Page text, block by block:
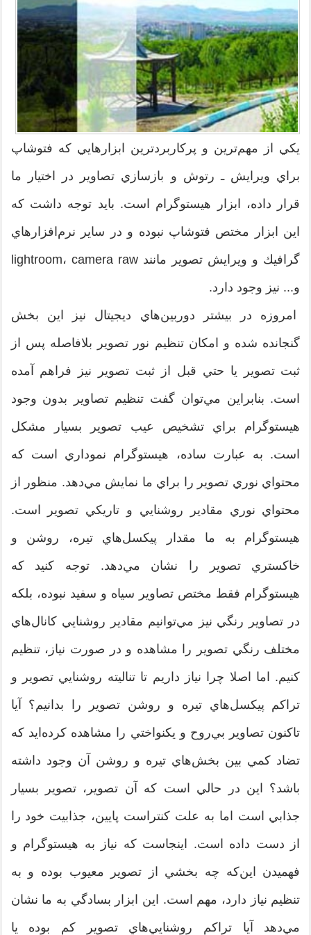
يكي از مهم‌ترين و پركاربردترين ابزارهايي كه فتوشاپ
براي ويرايش ـ رتوش و بازسازي تصاوير در اختيار ما
قرار داده، ابزار هيستوگرام است. بايد توجه داشت كه
اين ابزار مختص فتوشاپ نبوده و در ساير نرم‌افزارهاي
گرافيك و ويرايش تصوير مانند lightroom، camera raw
و... نيز وجود دارد.
امروزه در بيشتر دوربين‌هاي ديجيتال نيز اين بخش
گنجانده شده و امكان تنظيم نور تصوير بلافاصله پس از
ثبت تصوير يا حتي قبل از ثبت تصوير نيز فراهم آمده
است. بنابراين مي‌توان گفت تنظيم تصاوير بدون وجود
هيستوگرام براي تشخيص عيب تصوير بسيار مشكل
است. به عبارت ساده، هيستوگرام نموداري است كه
محتواي نوري تصوير را براي ما نمايش مي‌دهد. منظور از
محتواي نوري مقادير روشنايي و تاريكي تصوير است.
هيستوگرام به ما مقدار پيكسل‌هاي تيره، روشن و
خاكستري تصوير را نشان مي‌دهد. توجه كنيد كه
هيستوگرام فقط مختص تصاوير سياه و سفيد نبوده، بلكه
در تصاوير رنگي نيز مي‌توانيم مقادير روشنايي كانال‌هاي
مختلف رنگي تصوير را مشاهده و در صورت نياز، تنظيم
كنيم. اما اصلا چرا نياز داريم تا تناليته روشنايي تصوير و
تراكم پيكسل‌هاي تيره و روشن تصوير را بدانيم؟ آيا
تاكنون تصاوير بي‌روح و يكنواختي را مشاهده كرده‌ايد كه
تضاد كمي بين بخش‌هاي تيره و روشن آن وجود داشته
باشد؟ اين در حالي است ‌كه آن تصوير، تصوير بسيار
جذابي است اما به علت كنتراست پايين، جذابيت خود را
از دست داده است. اينجاست كه نياز به هيستوگرام و
فهميدن اين‌كه چه بخشي از تصوير معيوب بوده و به
تنظيم نياز دارد، مهم است. اين ابزار بسادگي به ما نشان
مي‌دهد آيا تراكم روشنايي‌هاي تصوير كم بوده يا